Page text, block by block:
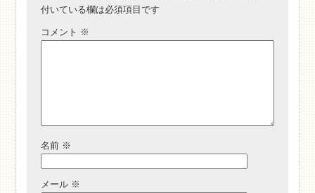
付いている欄は必須項目です
コメント ※
名前 ※
メール ※